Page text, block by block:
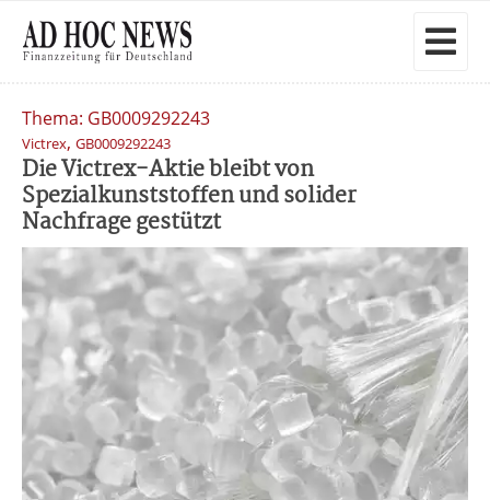
Thema: GB0009292243
Victrex, GB0009292243
Die Victrex-Aktie bleibt von
Spezialkunststoffen und solider
Nachfrage gestützt